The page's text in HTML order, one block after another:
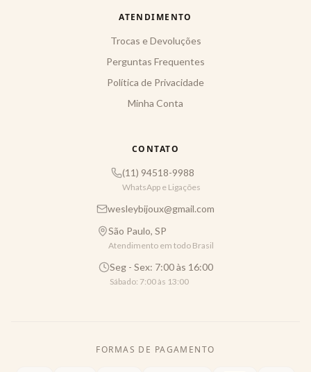
ATENDIMENTO
Trocas e Devoluções
Perguntas Frequentes
Política de Privacidade
Minha Conta
CONTATO
(11) 94518-9988
WhatsApp e Ligações
wesleybijoux@gmail.com
São Paulo, SP
Atendimento em todo Brasil
Seg - Sex: 7:00 às 16:00
Sábado: 7:00 às 13:00
FORMAS DE PAGAMENTO